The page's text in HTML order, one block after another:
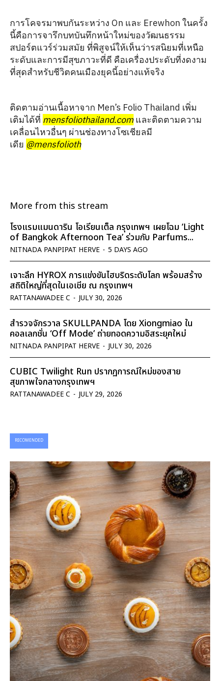
การโคจรมาพบกันระหว่าง On และ Erewhon ในครั้ง
นี้คือการจารึกบทบันทึกหน้าใหม่ของวัฒนธรรม
สปอร์ตแวร์ร่วมสมัย ที่พิสูจน์ให้เห็นว่ารสนิยมที่เหนือ
ระดับและการมีสุขภาวะที่ดี คือเครื่องประดับที่งดงาม
ที่สุดสำหรับชีวิตคนเมืองยุคนี้อย่างแท้จริง
ติดตามอ่านเนื้อหาจาก Men’s Folio Thailand เพิ่ม
เติมได้ที่ mensfoliothailand.com และติดตามความ
เคลื่อนไหวอื่นๆ ผ่านช่องทางโซเชียลมี
เดีย @mensfolioth
More from this stream
โรงแรมแมนดาริน โอเรียนเต็ล กรุงเทพฯ เผยโฉม ‘Light
of Bangkok Afternoon Tea’ ร่วมกับ Parfums...
NITNADA PANPIPAT HERVE - 5 DAYS AGO
เจาะลึก HYROX การแข่งขันไฮบริดระดับโลก พร้อมสร้าง
สถิติใหญ่ที่สุดในเอเชีย ณ กรุงเทพฯ
RATTANAWADEE C - JULY 30, 2026
สำรวจจักรวาล SKULLPANDA โดย Xiongmiao ใน
คอลเลกชั่น ‘Off Mode’ ถ่ายทอดความอิสระยุคใหม่
NITNADA PANPIPAT HERVE - JULY 30, 2026
CUBIC Twilight Run ปรากฏการณ์ใหม่ของสาย
สุขภาพใจกลางกรุงเทพฯ
RATTANAWADEE C - JULY 29, 2026
RECOMENDED